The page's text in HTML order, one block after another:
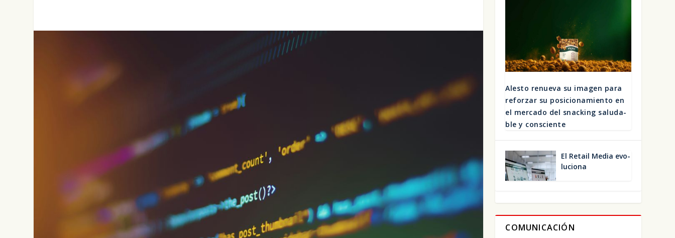
Ales­to renue­va su ima­gen para
refor­zar su posi­cio­na­mien­to en
el mer­ca­do del snac­king salu­da­
ble y cons­cien­te
El Retail Media evo­
lu­cio­na
COMUNICACIÓN